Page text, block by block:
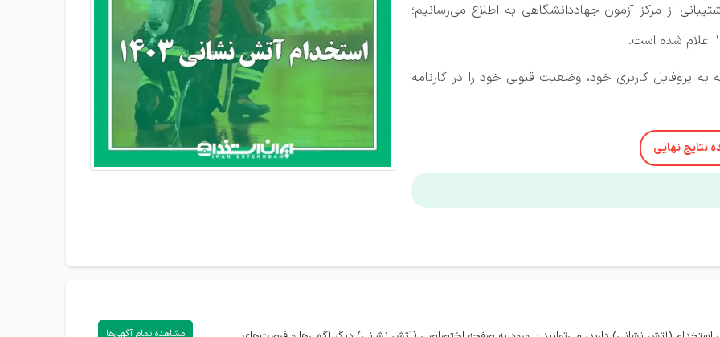
از مرکز آزمون جهاددانشگاهی به اطلاع می‌رسانیم؛
به پروفایل کاربری خود، وضعیت قبولی خود را در کارنامه
نتایج نهایی
مشاهده تمام آگهی‌ها